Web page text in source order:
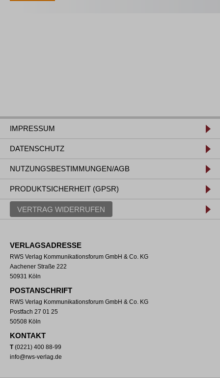
IMPRESSUM
DATENSCHUTZ
NUTZUNGSBESTIMMUNGEN/AGB
PRODUKTSICHERHEIT (GPSR)
VERTRAG WIDERRUFEN
VERLAGSADRESSE
RWS Verlag Kommunikationsforum GmbH & Co. KG
Aachener Straße 222
50931 Köln
POSTANSCHRIFT
RWS Verlag Kommunikationsforum GmbH & Co. KG
Postfach 27 01 25
50508 Köln
KONTAKT
T(0221) 400 88-99
info@rws-verlag.de